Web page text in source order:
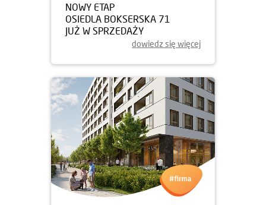
NOWY ETAP
OSIEDLA BOKSERSKA 71
JUŻ W SPRZEDAŻY
dowiedz się więcej